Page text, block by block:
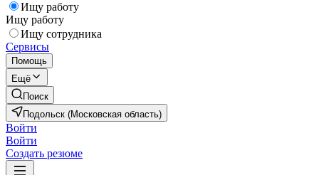
Ищу работу
Ищу работу
Ищу сотрудника
Сервисы
Помощь
Ещё
Поиск
Подольск (Московская область)
Войти
Войти
Создать резюме